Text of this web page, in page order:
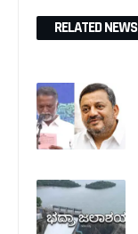
RELATED NEWS